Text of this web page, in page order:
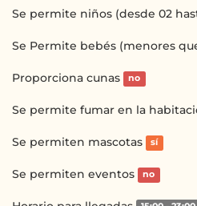
Se permite niños (desde 02
Se Permite bebés (menores
Proporciona cunas no
Se permite fumar en la
Se permiten mascotas sí
Se permiten eventos no